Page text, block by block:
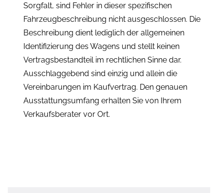
Sorgfalt, sind Fehler in dieser spezifischen
Fahrzeugbeschreibung nicht ausgeschlossen. Die
Beschreibung dient lediglich der allgemeinen
Identifizierung des Wagens und stellt keinen
Vertragsbestandteil im rechtlichen Sinne dar.
Ausschlaggebend sind einzig und allein die
Vereinbarungen im Kaufvertrag. Den genauen
Ausstattungsumfang erhalten Sie von Ihrem
Verkaufsberater vor Ort.